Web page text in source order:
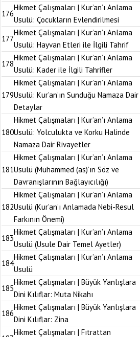
176
Hikmet Çalışmaları | Kur’an’ı Anlama
Usulü: Çocukların Evlendirilmesi
177
Hikmet Çalışmaları | Kur’an’ı Anlama
Usulü: Hayvan Etleri ile İlgili Tahrif
178
Hikmet Çalışmaları | Kur’an’ı Anlama
Usulü: Kader ile İlgili Tahrifler
179
Hikmet Çalışmaları | Kur’an’ı Anlama
Usulü: Kur’an’ın Sunduğu Namaza Dair
Detaylar
180
Hikmet Çalışmaları | Kur’an’ı Anlama
Usulü: Yolculukta ve Korku Halinde
Namaza Dair Rivayetler
181
Hikmet Çalışmaları | Kur’an’ı Anlama
Usulü (Muhammed (as)’ın Söz ve
Davranışlarının Bağlayıcılığı)
182
Hikmet Çalışmaları | Kur’an’ı Anlama
Usulü (Kur’an’ı Anlamada Nebi-Resul
Farkının Önemi)
183
Hikmet Çalışmaları | Kur’an’ı Anlama
Usulü (Usule Dair Temel Ayetler)
184
Hikmet Çalışmaları | Kur’an’ı Anlama
Usulü
185
Hikmet Çalışmaları | Büyük Yanlışlara
Dini Kılıflar: Muta Nikahı
186
Hikmet Çalışmaları | Büyük Yanlışlara
Dini Kılıflar: Zina
Hikmet Çalışmaları | Fıtrattan